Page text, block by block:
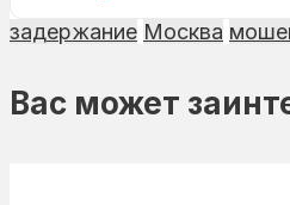
задержание Москва
Вас может